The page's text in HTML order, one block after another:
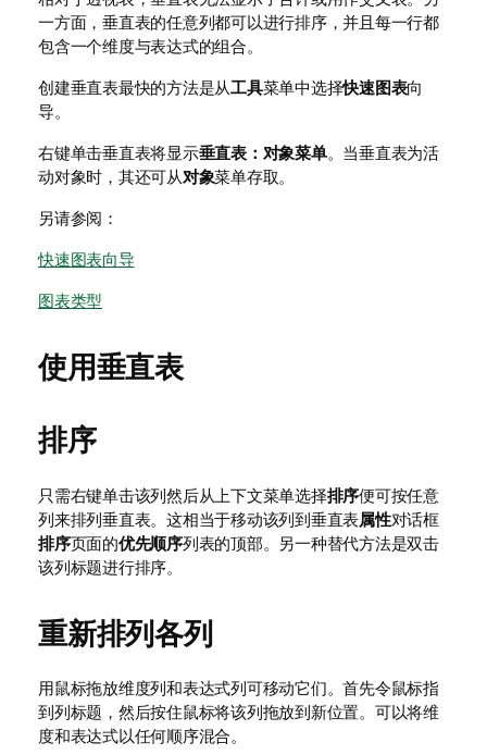
一方面，垂直表的任意列都可以进行排序，并且每一行都
包含一个维度与表达式的组合。
创建垂直表最快的方法是从工具菜单中选择快速图表向
导。
右键单击垂直表将显示垂直表：对象菜单。当垂直表为活
动对象时，其还可从对象菜单存取。
另请参阅：
快速图表向导
图表类型
使用垂直表
排序
只需右键单击该列然后从上下文菜单选择排序便可按任意
列来排列垂直表。这相当于移动该列到垂直表属性对话框
排序页面的优先顺序列表的顶部。另一种替代方法是双击
该列标题进行排序。
重新排列各列
用鼠标拖放维度列和表达式列可移动它们。首先令鼠标指
到列标题，然后按住鼠标将该列拖放到新位置。可以将维
度和表达式以任何顺序混合。